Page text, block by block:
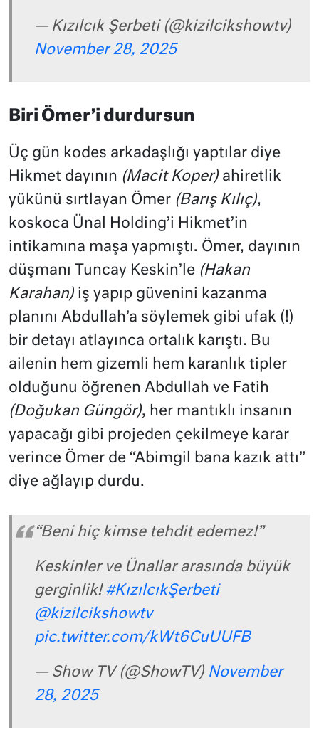
— Kızılcık Şerbeti (@kizilcikshowtv)
November 28, 2025
Biri Ömer’i durdursun
Üç gün kodes arkadaşlığı yaptılar diye
Hikmet dayının (Macit Koper) ahiretlik
yükünü sırtlayan Ömer (Barış Kılıç),
koskoca Ünal Holding’i Hikmet’in
intikamına maşa yapmıştı. Ömer, dayının
düşmanı Tuncay Keskin’le (Hakan
Karahan) iş yapıp güvenini kazanma
planını Abdullah’a söylemek gibi ufak (!)
bir detayı atlayınca ortalık karıştı. Bu
ailenin hem gizemli hem karanlık tipler
olduğunu öğrenen Abdullah ve Fatih
(Doğukan Güngör), her mantıklı insanın
yapacağı gibi projeden çekilmeye karar
verince Ömer de “Abimgil bana kazık attı”
diye ağlayıp durdu.
“Beni hiç kimse tehdit edemez!”
Keskinler ve Ünallar arasında büyük
gerginlik! #KızılcıkŞerbeti
@kizilcikshowtv
pic.twitter.com/kWt6CuUUFB
— Show TV (@ShowTV) November
28, 2025